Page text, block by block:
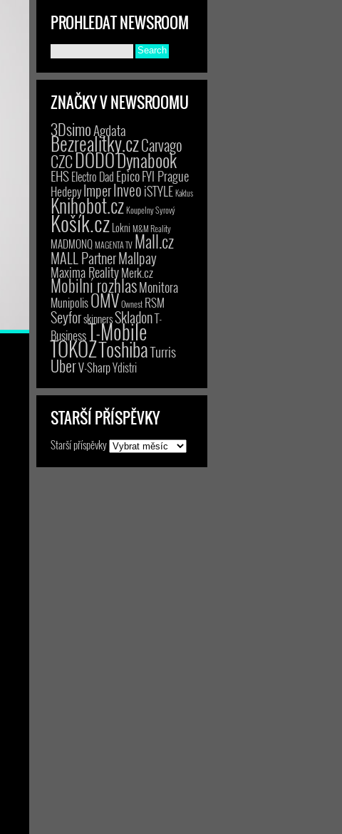
PROHLEDAT NEWSROOM
ZNAČKY V NEWSROOMU
3DsimoAgdata
Bezrealitky.czCarvago
CZCDODODynabook
EHSElectro Dad EpicoFYI Prague
HedepyImperInveoiSTYLEKaktus
Knihobot.czKoupelny Syrový
Košík.czLokni M&M Reality
MADMONQMAGENTA TV Mall.cz
MALL PartnerMallpay
Maxima RealityMerk.cz
Mobilní rozhlasMonitora
MunipolisOMVOwnest RSM
SeyforskinnersSkladonT-
BusinessT-Mobile
TOKOZToshibaTurris
UberV-SharpYdistri
STARŠÍ PŘÍSPĚVKY
Starší příspěvky